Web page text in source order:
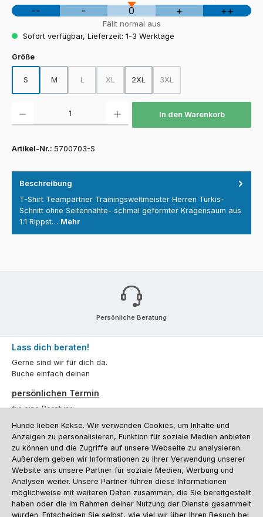
-- - 0 + ++
Fällt normal aus
Sofort verfügbar, Lieferzeit: 1-3 Werktage
Größeauswählen
S M L
(Diese Option ist zurzeit nicht verfügbar.)
XL
(Diese Option ist zurzeit nicht verfügbar.)
2XL 3XL
(Diese Option ist zurzeit
In den Warenkorb
Artikel-Nr.: 5700703-S
Beschreibung
T-Shirt Teampartner Trainingsweltmeister Herren Türkis-
Schnitt ohne Seitennähte- schmal geformter Kragensaum aus
1:1 Rippst… Mehr
Persönliche Beratung
Lass dich beraten!
Gerne sind wir für dich da.
Buche einfach deinen
persönlichen Termin
für eine Beratung.
Oder über unserKontaktformular.
Vertrag widerrufen
Kundenservice
Informationen
Hunde lieben Kekse. Wir verwenden Cookies, um Inhalte und
Anzeigen zu personalisieren, Funktion für soziale Medien anbieten
zu können und die Zugriffe auf unsere Webseite zu analysieren.
Außerdem geben wir Informationen zu Ihrer Verwendung unserer
Website ans unsere Partner für soziale Medien, Werbung und
Analysen weiter. Unsere Partner führen diese Informationen
möglichweise mit weiteren Daten zusammen, die Sie bereitgestellt
haben oder die im Rahmen deiner Nutzung der Dienste gesammelt
wurden. Entscheiden Sie selbst, wie viel wir über Ihren Besuch bei